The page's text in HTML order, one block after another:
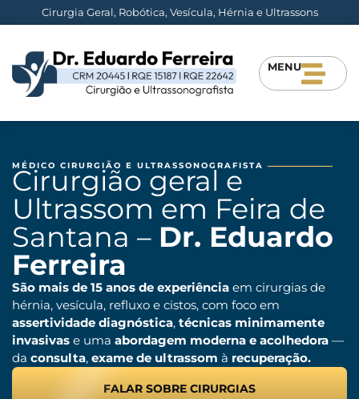
Cirurgia Geral, Robótica, Vesícula, Hérnia e Ultrassons
MENU
MÉDICO CIRURGIÃO E ULTRASSONOGRAFISTA
Cirurgião geral e
Ultrassom em Feira de
Santana – Dr. Eduardo
Ferreira
São mais de 15 anos de experiência em cirurgias de
hérnia, vesícula, refluxo e cistos, com foco em
assertividade diagnóstica, técnicas minimamente
invasivas e uma abordagem moderna e acolhedora —
da consulta, exame de ultrassom à recuperação.
FALAR SOBRE CIRURGIAS